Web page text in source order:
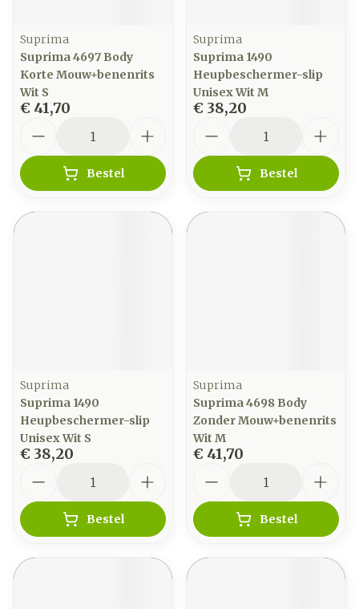
Suprima
Suprima 4697 Body
Korte Mouw+benenrits
Wit S
€ 41,70
Bestel
Suprima
Suprima 1490
Heupbeschermer-slip
Unisex Wit M
€ 38,20
Bestel
Suprima
Suprima 1490
Heupbeschermer-slip
Unisex Wit S
€ 38,20
Bestel
Suprima
Suprima 4698 Body
Zonder Mouw+benenrits
Wit M
€ 41,70
Bestel